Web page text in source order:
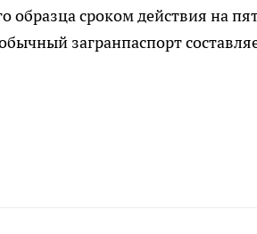
образца сроком действия на
загранпаспорт